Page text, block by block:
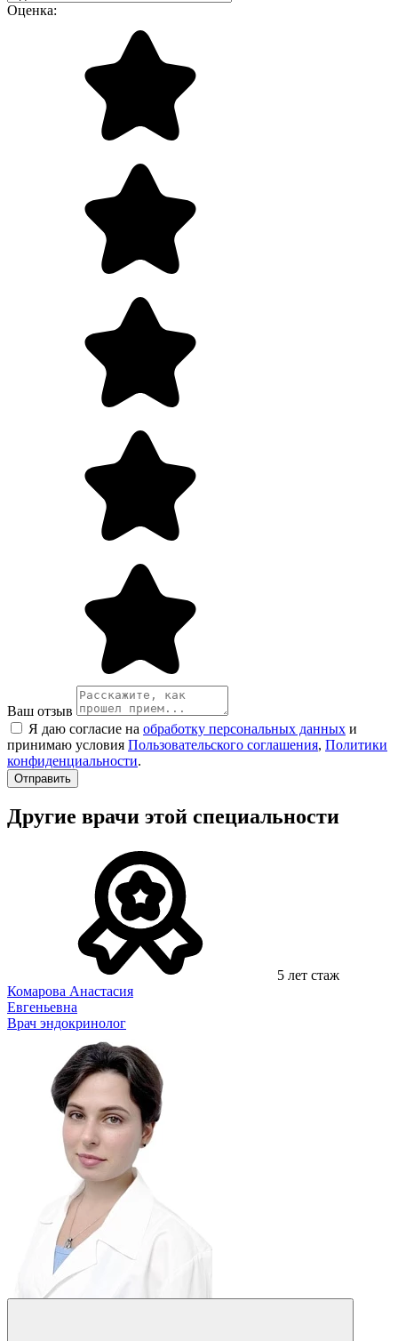
Оценка:
Ваш отзыв
Я даю согласие на обработку персональных данных и
принимаю условия Пользовательского соглашения, Политики
конфиденциальности.
Другие врачи этой специальности
5 лет стаж
Комарова Анастасия
Евгеньевна
Врач эндокринолог